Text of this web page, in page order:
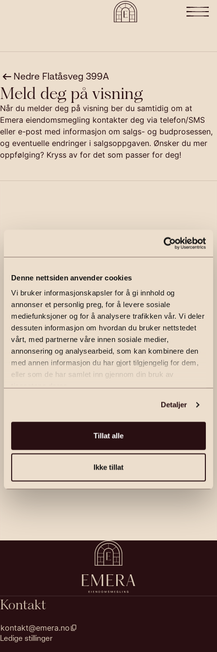
Denne nettsiden anvender cookies
Vi bruker informasjonskapsler for å gi innhold og
annonser et personlig preg, for å levere sosiale
mediefunksjoner og for å analysere trafikken vår. Vi deler
dessuten informasjon om hvordan du bruker nettstedet
vårt, med partnerne våre innen sosiale medier,
annonsering og analysearbeid, som kan kombinere den
med annen informasjon du har gjort tilgjengelig for dem,
eller som de har samlet inn gjennom din bruk av
tjenestene deres.
Detaljer
Tillat alle
Ikke tillat
Nedre Flatåsveg 399A
Meld deg på visning
Når du melder deg på visning ber du samtidig om at
Emera eiendomsmegling kontakter deg via telefon/SMS
eller e-post med informasjon om salgs- og budprosessen,
og eventuelle endringer i salgsoppgaven. Ønsker du mer
oppfølging? Kryss av for det som passer for deg!
Kontakt
kontakt@emera.no
Ledige stillinger